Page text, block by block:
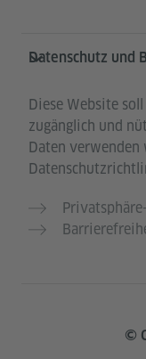
Datenschutz
Diese Website
zugänglich und
Daten verwenden
©